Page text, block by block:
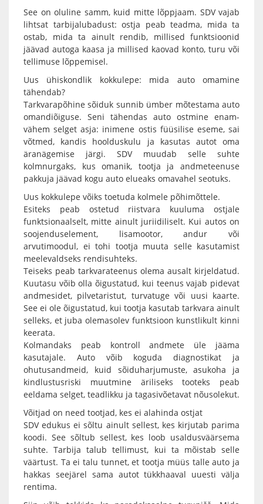
See on oluline samm, kuid mitte lõppjaam. SDV vajab
lihtsat tarbijalubadust: ostja peab teadma, mida ta
ostab, mida ta ainult rendib, millised funktsioonid
jäävad autoga kaasa ja millised kaovad konto, turu või
tellimuse lõppemisel.
Uus ühiskondlik kokkulepe: mida auto omamine
tähendab?
Tarkvarapõhine sõiduk sunnib ümber mõtestama auto
omandiõiguse. Seni tähendas auto ostmine enam-
vähem selget asja: inimene ostis füüsilise eseme, sai
võtmed, kandis hoolduskulu ja kasutas autot oma
äranägemise järgi. SDV muudab selle suhte
kolmnurgaks, kus omanik, tootja ja andmeteenuse
pakkuja jäävad kogu auto elueaks omavahel seotuks.
Uus kokkulepe võiks toetuda kolmele põhimõttele.
Esiteks peab ostetud riistvara kuuluma ostjale
funktsionaalselt, mitte ainult juriidiliselt. Kui autos on
soojenduselement, lisamootor, andur või
arvutimoodul, ei tohi tootja muuta selle kasutamist
meelevaldseks rendisuhteks.
Teiseks peab tarkvarateenus olema ausalt kirjeldatud.
Kuutasu võib olla õigustatud, kui teenus vajab pidevat
andmesidet, pilvetaristut, turvatuge või uusi kaarte.
See ei ole õigustatud, kui tootja kasutab tarkvara ainult
selleks, et juba olemasolev funktsioon kunstlikult kinni
keerata.
Kolmandaks peab kontroll andmete üle jääma
kasutajale. Auto võib koguda diagnostikat ja
ohutusandmeid, kuid sõiduharjumuste, asukoha ja
kindlustusriski muutmine äriliseks tooteks peab
eeldama selget, teadlikku ja tagasivõetavat nõusolekut.
Võitjad on need tootjad, kes ei alahinda ostjat
SDV edukus ei sõltu ainult sellest, kes kirjutab parima
koodi. See sõltub sellest, kes loob usaldusväärsema
suhte. Tarbija talub tellimust, kui ta mõistab selle
väärtust. Ta ei talu tunnet, et tootja müüs talle auto ja
hakkas seejärel sama autot tükkhaaval uuesti välja
rentima.